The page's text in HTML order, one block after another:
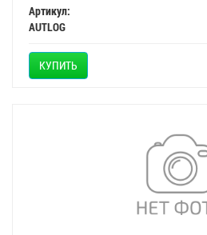
Артикул:
AUTLOG
КУПИТЬ